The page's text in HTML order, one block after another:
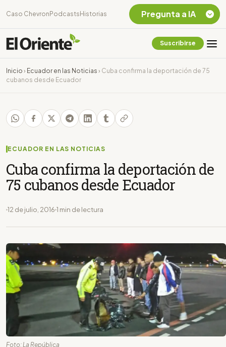
Caso Chevron Podcasts Historias
Suscribirse
Inicio › Ecuador en las Noticias › Cuba confirma la deportación de 75
cubanos desde Ecuador
ECUADOR EN LAS NOTICIAS
Cuba confirma la deportación de
75 cubanos desde Ecuador
12 de julio, 2016 1 min de lectura
Foto: La República
Pregunta a IA
Chevron Ecuador